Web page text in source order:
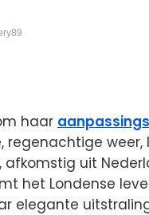
haar
weer,
uit
het Londense
elegante